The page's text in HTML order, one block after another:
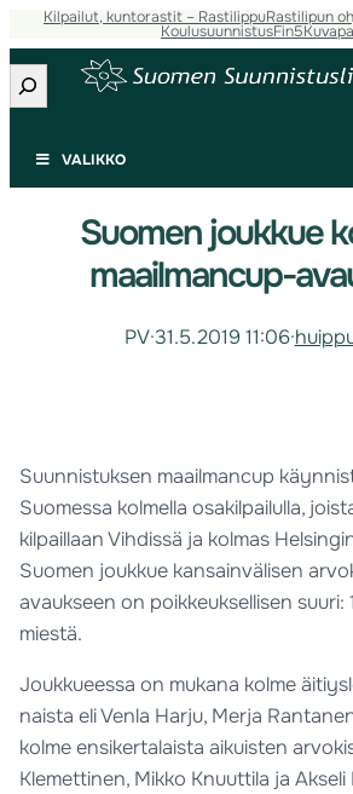
Kilpailut, kuntorastit – RastilippuRastilipun
KoulusuunnistusFin5
Etsi
VALIKKO
Suomen joukkue
maailmancup-
PV·31.5.2019 11:06·
Suunnistuksen maailmancup
Suomessa kolmella osakilpailulla,
kilpaillaan Vihdissä ja kolmas
Suomen joukkue kansainvälisen
avaukseen on poikkeuksellisen suuri:
miestä.
Joukkueessa on mukana kolme
naista eli Venla Harju, Merja
kolme ensikertalaista aikuisten
Klemettinen, Mikko Knuuttila ja Akseli